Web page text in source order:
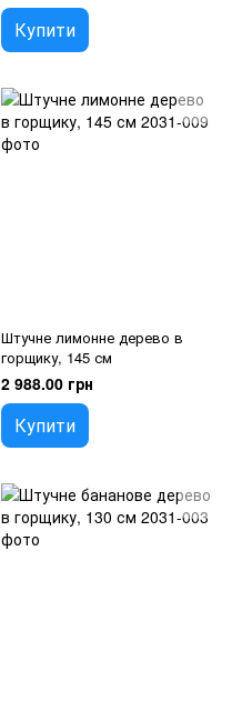
Купити
Штучне лимонне дерево в
горщику, 145 см
2 988.00 грн
Купити